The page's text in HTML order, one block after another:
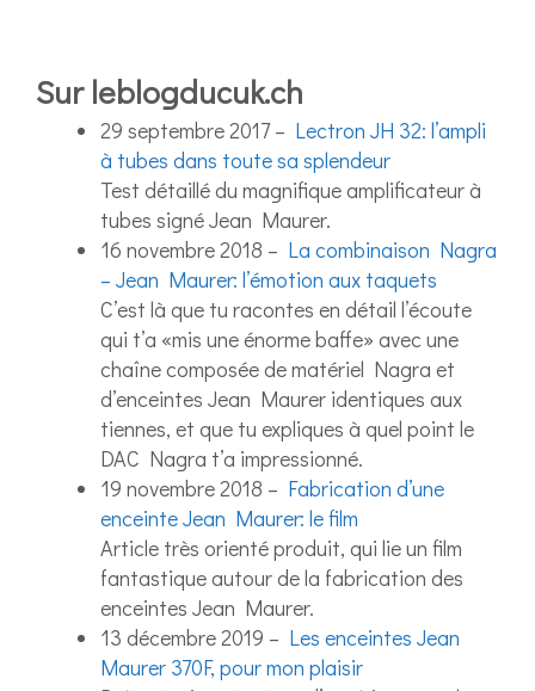
Sur leblogducuk.ch
29 septembre 2017 – Lectron JH 32: l’ampli
à tubes dans toute sa splendeur
Test détaillé du magnifique amplificateur à
tubes signé Jean Maurer.
16 novembre 2018 – La combinaison Nagra
– Jean Maurer: l’émotion aux taquets
C’est là que tu racontes en détail l’écoute
qui t’a «mis une énorme baffe» avec une
chaîne composée de matériel Nagra et
d’enceintes Jean Maurer identiques aux
tiennes, et que tu expliques à quel point le
DAC Nagra t’a impressionné.
19 novembre 2018 – Fabrication d’une
enceinte Jean Maurer: le film
Article très orienté produit, qui lie un film
fantastique autour de la fabrication des
enceintes Jean Maurer.
13 décembre 2019 – Les enceintes Jean
Maurer 370F, pour mon plaisir